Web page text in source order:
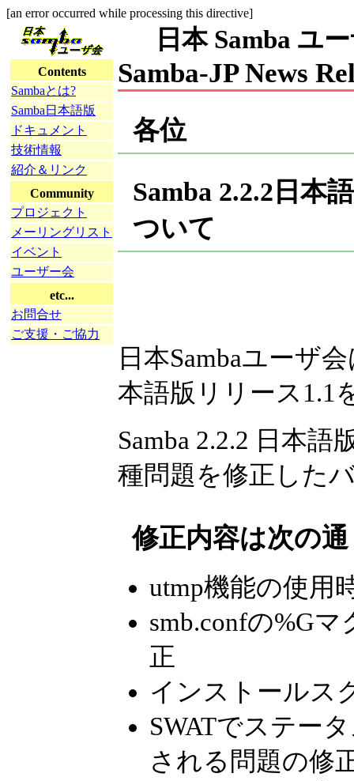
[an error occurred while processing this directive]
Contents
Sambaとは?
Samba日本語版
ドキュメント
技術情報
紹介＆リンク
Community
プロジェクト
メーリングリスト
イベント
ユーザー会
etc...
お問合せ
ご支援・ご協力
日本 Samba ユ
Samba-JP News
各位
Samba 2.2.2日本
ついて
日本Sambaユーザ
本語版リリース1.1
Samba 2.2.2 日本
種問題を修正した
修正内容は次の
utmp機能の使用
smb.confの%G
正
インストールス
SWATでステー
される問題の修